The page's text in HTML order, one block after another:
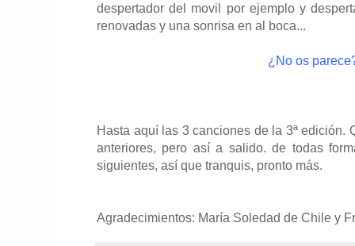
despertador del movil por ejemplo y
renovadas y una sonrisa en al boca...
¿No os
Hasta aquí las 3 canciones de la 3ª edición.
anteriores, pero así a salido. de todas
siguientes, así que tranquis, pronto más.
Agradecimientos: María Soledad de Chile y